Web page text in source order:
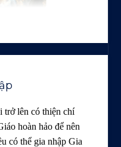
lên có thiện chí
hoàn hảo để nên
có thể gia nhập Gia